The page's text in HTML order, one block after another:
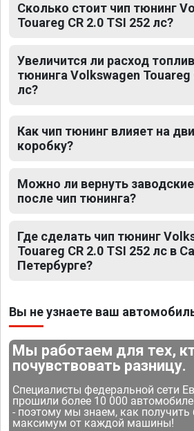
Сколько стоит чип тюнинг
Touareg CR 2.0 TSI 252 лс?
Увеличится ли расход
тюнинга Volkswagen Touareg
лс?
Как чип тюнинг влияет на
коробку?
Можно ли вернуть
после чип тюнинга?
Где сделать чип тюнинг
Touareg CR 2.0 TSI 252 лс в
Петербурге?
Вы не узнаете ваш
Мы работаем для тех,
почувствовать разницу.
Специалисты федеральной сети
прошили более 10 000
- поэтому мы знаем, как получить
максимум от каждой машины!